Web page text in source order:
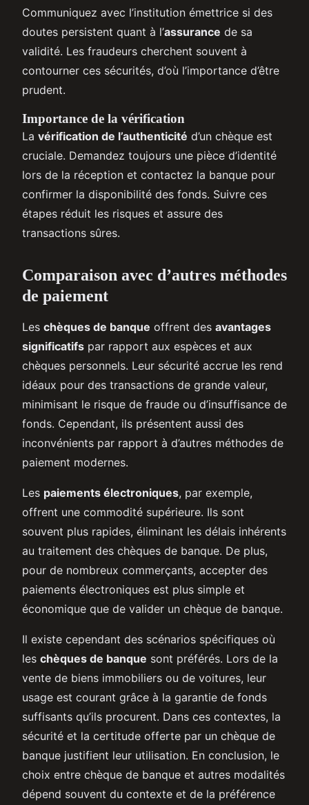
Communiquez avec l’institution émettrice si des
doutes persistent quant à l’assurance de sa
validité. Les fraudeurs cherchent souvent à
contourner ces sécurités, d’où l’importance d’être
prudent.
Importance de la vérification
La vérification de l’authenticité d’un chèque est
cruciale. Demandez toujours une pièce d’identité
lors de la réception et contactez la banque pour
confirmer la disponibilité des fonds. Suivre ces
étapes réduit les risques et assure des
transactions sûres.
Comparaison avec d’autres méthodes
de paiement
Les chèques de banque offrent des avantages
significatifs par rapport aux espèces et aux
chèques personnels. Leur sécurité accrue les rend
idéaux pour des transactions de grande valeur,
minimisant le risque de fraude ou d’insuffisance de
fonds. Cependant, ils présentent aussi des
inconvénients par rapport à d’autres méthodes de
paiement modernes.
Les paiements électroniques, par exemple,
offrent une commodité supérieure. Ils sont
souvent plus rapides, éliminant les délais inhérents
au traitement des chèques de banque. De plus,
pour de nombreux commerçants, accepter des
paiements électroniques est plus simple et
économique que de valider un chèque de banque.
Il existe cependant des scénarios spécifiques où
les chèques de banque sont préférés. Lors de la
vente de biens immobiliers ou de voitures, leur
usage est courant grâce à la garantie de fonds
suffisants qu’ils procurent. Dans ces contextes, la
sécurité et la certitude offerte par un chèque de
banque justifient leur utilisation. En conclusion, le
choix entre chèque de banque et autres modalités
dépend souvent du contexte et de la préférence